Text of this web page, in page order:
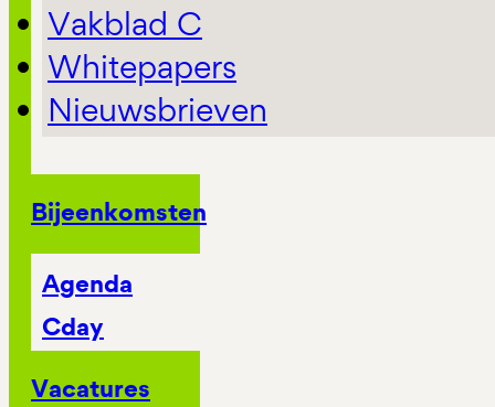
Vakblad C
Whitepapers
Nieuwsbrieven
Bijeenkomsten
Agenda
Cday
Vacatures